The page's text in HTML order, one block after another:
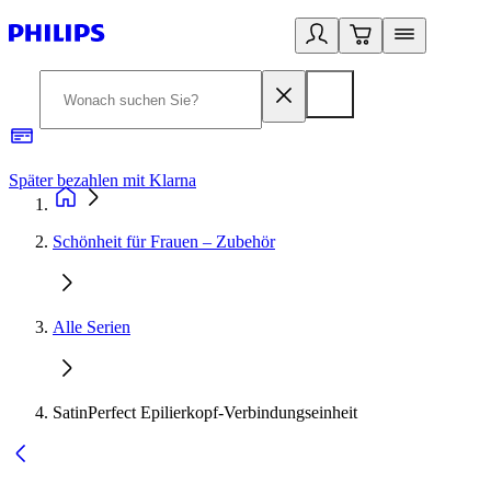
Später bezahlen mit Klarna
Schönheit für Frauen – Zubehör
Alle Serien
SatinPerfect Epilierkopf-Verbindungseinheit